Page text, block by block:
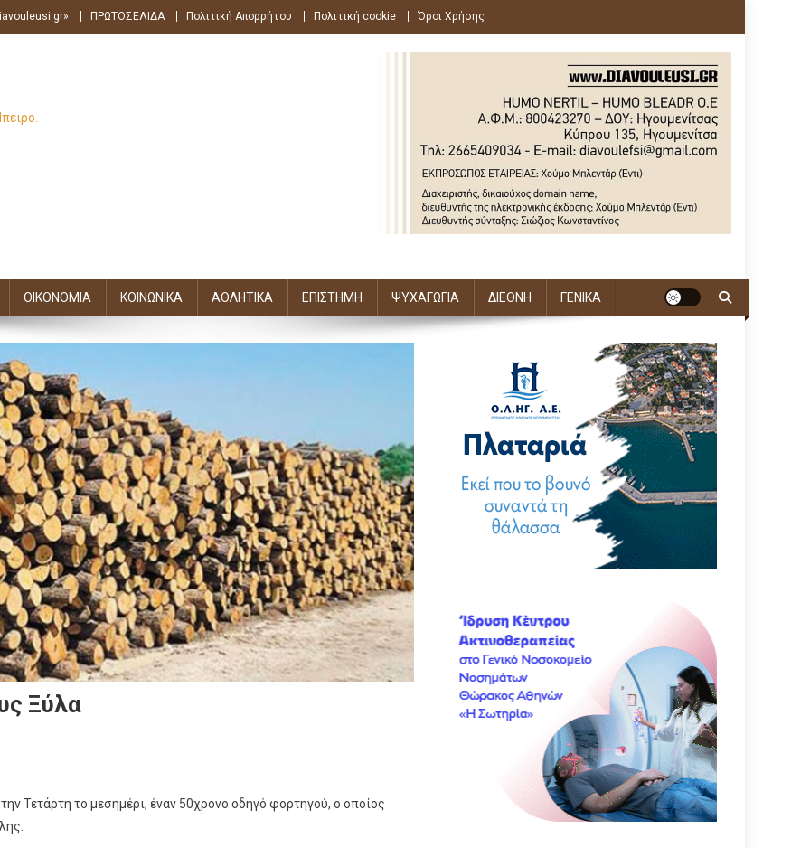
ΠΡΩΤΟΣΕΛΙΔΑ Πολιτική Απορρήτου Πολιτική cookie Όροι Χρήσης
ΟΙΚΟΝΟΜΙΑ ΚΟΙΝΩΝΙΚΑ ΑΘΛΗΤΙΚΑ ΕΠΙΣΤΗΜΗ ΨΥΧΑΓΩΓΙΑ ΔΙΕΘΝΗ ΓΕΝΙΚΑ
Ξύλα
Τετάρτη το μεσημέρι, έναν 50χρονο οδηγό φορτηγού, ο οποίος